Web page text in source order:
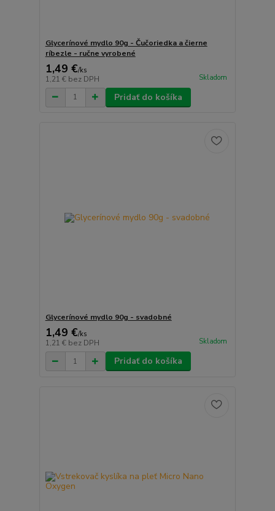
Glycerínové mydlo 90g - Čučoriedka a čierne
ríbezle - ručne vyrobené
1,49 €/ks
1,21 € bez DPH Skladom
Pridať do košíka
Glycerínové mydlo 90g - svadobné
1,49 €/ks
1,21 € bez DPH Skladom
Pridať do košíka